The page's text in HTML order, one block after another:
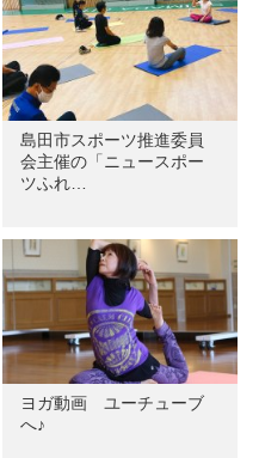
島田市スポーツ推進委員
会主催の「ニュースポー
ツふれ…
ヨガ動画 ユーチューブ
へ♪